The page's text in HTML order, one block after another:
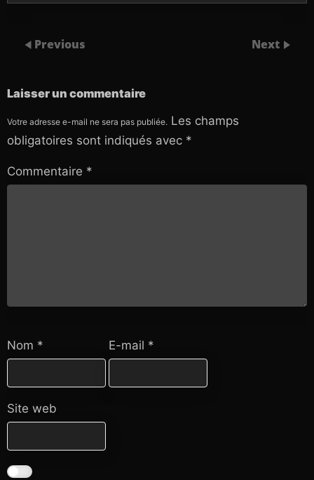
Previous Next
Laisser un commentaire
Votre adresse e-mail ne sera pas publiée. Les champs
obligatoires sont indiqués avec *
Commentaire *
Nom * E-mail *
Site web